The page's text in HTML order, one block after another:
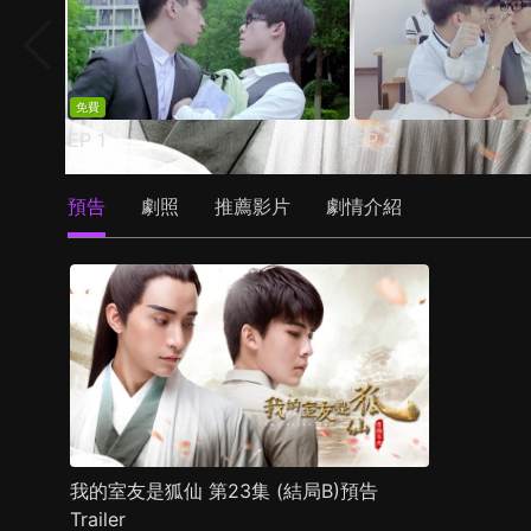
免費
EP 1 EP2
預告 劇照 推薦影片 劇情介紹
我的室友是狐仙 第23集 (結局B)預告
Trailer